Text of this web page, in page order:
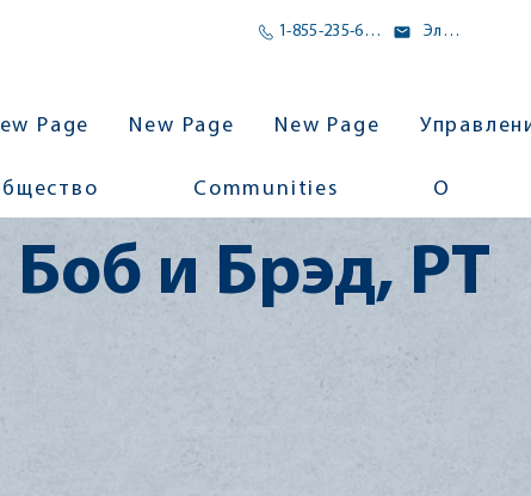
1-855-235-6500 Электронное письмо
Page New Page New Page
Communities О
Боб и Брэд, PT